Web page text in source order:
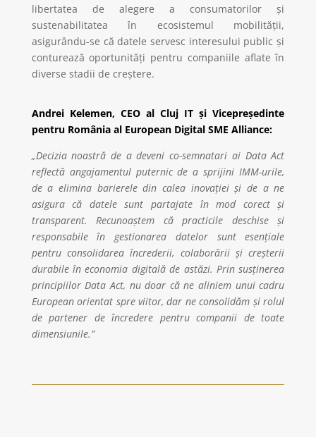
libertatea de alegere a consumatorilor și
sustenabilitatea în ecosistemul mobilității,
asigurându-se că datele servesc interesului public și
conturează oportunități pentru companiile aflate în
diverse stadii de creștere.
Andrei Kelemen, CEO al Cluj IT și Vicepreședinte
pentru România al European Digital SME Alliance:
„Decizia noastră de a deveni co-semnatari ai Data Act
reflectă angajamentul puternic de a sprijini IMM-urile,
de a elimina barierele din calea inovației și de a ne
asigura că datele sunt partajate în mod corect și
transparent. Recunoaștem că practicile deschise și
responsabile în gestionarea datelor sunt esențiale
pentru consolidarea încrederii, colaborării și creșterii
durabile în economia digitală de astăzi. Prin susținerea
principiilor Data Act, nu doar că ne aliniem unui cadru
European orientat spre viitor, dar ne consolidăm și rolul
de partener de încredere pentru companii de toate
dimensiunile.”